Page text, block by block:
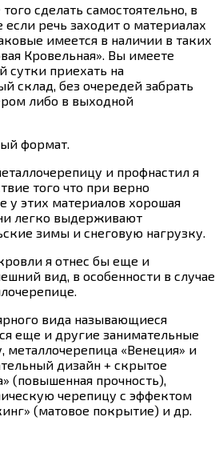
сделать самостоятельно, в
если речь заходит о материалах
имеется в наличии в таких
Кровельная». Вы имеете
сутки приехать на
склад, без очередей забрать
либо в выходной
формат.
и профнастил я
того что при верно
у этих материалов хорошая
легко выдерживают
зимы и снеговую нагрузку.
я отнес бы еще и
вид, в особенности в случае
вида называющиеся
еще и другие занимательные
металлочерепица «Венеция» и
дизайн + скрытое
(повышенная прочность),
черепицу с эффектом
(матовое покрытие) и др.